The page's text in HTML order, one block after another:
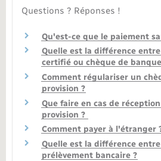
Sécurité - Prévention
Seniors
Transports
Voirie et espace public
Questions ? Réponses !
Qu'est-ce que le paiement
Quelle est la différence
certifié ou chèque de
Comment régulariser un
provision ?
Que faire en cas de
provision ?
Comment payer à l'étranger
Quelle est la différence
prélèvement bancaire ?